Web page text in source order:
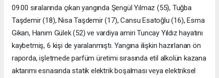
09.00 sıralarında çıkan yangında Şengül Yılmaz (55), Tuğba
Taşdemir (18), Nisa Taşdemir (17), Cansu Esatoğlu (16), Esma
Gikan, Hanım Gülek (52) ve vardiya amiri Tuncay Yıldız hayatını
kaybetmiş, 6 kişi de yaralanmıştı. Yangına ilişkin hazırlanan ön
raporda, işletmede parfüm üretimi sırasında etil alkolün kazana
aktarımı esnasında statik elektrik boşalması veya elektriksel